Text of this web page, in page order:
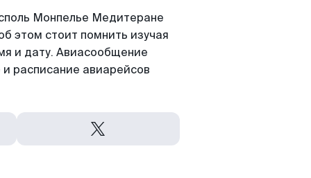
Монпелье Медитеране
этом стоит помнить изучая
и дату. Авиасообщение
расписание авиарейсов